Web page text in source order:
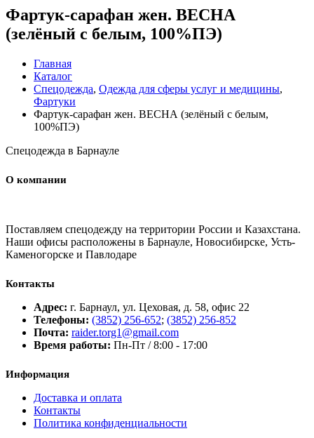
Фартук-сарафан жен. ВЕСНА
(зелёный с белым, 100%ПЭ)
Главная
Каталог
Спецодежда, Одежда для сферы услуг и медицины,
Фартуки
Фартук-сарафан жен. ВЕСНА (зелёный с белым,
100%ПЭ)
Спецодежда в Барнауле
О компании
Поставляем спецодежду на территории России и Казахстана.
Наши офисы расположены в Барнауле, Новосибирске, Усть-
Каменогорске и Павлодаре
Контакты
Адрес: г. Барнаул, ул. Цеховая, д. 58, офис 22
Телефоны: (3852) 256-652; (3852) 256-852
Почта: raider.torg1@gmail.com
Время работы: Пн-Пт / 8:00 - 17:00
Информация
Доставка и оплата
Контакты
Политика конфиденциальности